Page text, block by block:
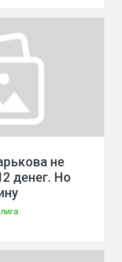
не
денег. Но